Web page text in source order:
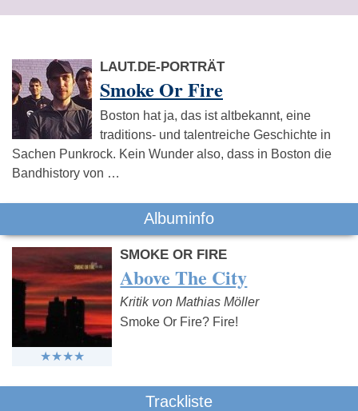
LAUT.DE-PORTRÄT
Smoke Or Fire
Boston hat ja, das ist altbekannt, eine
traditions- und talentreiche Geschichte in
Sachen Punkrock. Kein Wunder also, dass in Boston die
Bandhistory von …
Albuminfo
SMOKE OR FIRE
Above The City
Kritik von Mathias Möller
Smoke Or Fire? Fire!
Trackliste